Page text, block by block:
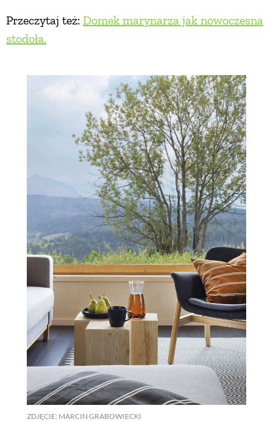
Przeczytaj też: Domek marynarza jak nowoczesna
stodoła.
ZDJĘCIE: MARCIN GRABOWIECKI